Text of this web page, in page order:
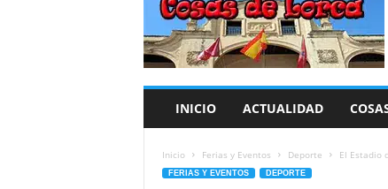
A
S
INICIO ACTUALIDAD
Inicio Ferias y Eventos Deporte El Estadio
FERIAS Y EVENTOS DEPORTE